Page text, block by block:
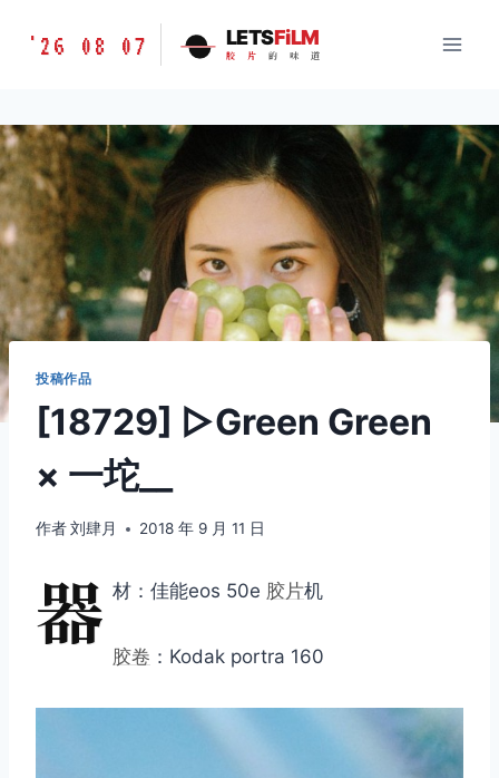
胶
味
道
LETSFILM
'26 08 07 LETSFiLM
胶 片 的 味 道
投稿作品
[18729] ▷Green Green
× 一坨__
作者刘肆月 2018 年 9 月 11 日
器 材：佳能eos 50e 胶片机
胶卷 ：Kodak portra 160